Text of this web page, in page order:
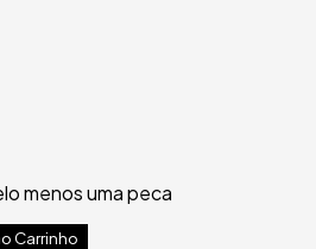
menos uma peca
Carrinho